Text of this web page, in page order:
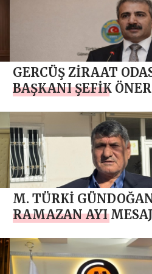
GERCÜŞ ZİRAAT
BAŞKANI ŞEFİK
M. TÜRKİ
RAMAZAN AYI